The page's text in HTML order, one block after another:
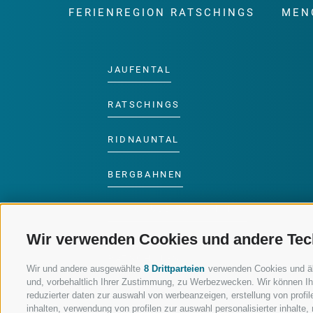
Wir verwenden Cookies und andere
Wir und andere ausgewählte 8 Drittparteien verwenden Cookies und
und, vorbehaltlich Ihrer Zustimmung, zu Werbezwecken. Wir können
reduzierter daten zur auswahl von werbeanzeigen, erstellung von
inhalten, verwendung von profilen zur auswahl personalisierter
FERIENREGION RATSCHINGS
JAUFENTAL
RATSCHINGS
RIDNAUNTAL
BERGBAHNEN
LUISL'S SKISCHULE IN